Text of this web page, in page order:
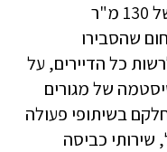
מ"ר וזה עשוי להגיע עד ליחידות של 130 מ"ר
שהסבירו
כל הדיירים, על
של מגורים
בשיתופי פעולה
כביסה